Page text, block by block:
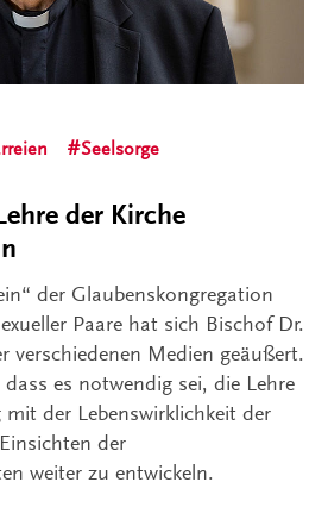
Seelsorge
der Kirche
der Glaubenskongregation
Paare hat sich Bischof Dr.
verschiedenen Medien geäußert.
es notwendig sei, die Lehre
der Lebenswirklichkeit der
der
weiter zu entwickeln.